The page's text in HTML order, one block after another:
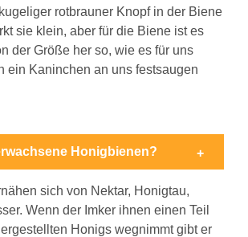
rotbrauner Knopf in der Biene
sie klein, aber für die Biene ist es
der Größe her so, wie es für uns
ein Kaninchen an uns festsaugen
Honigbienen?
sich von Nektar, Honigtau,
Wenn der Imker ihnen einen Teil
Honigs wegnimmt gibt er